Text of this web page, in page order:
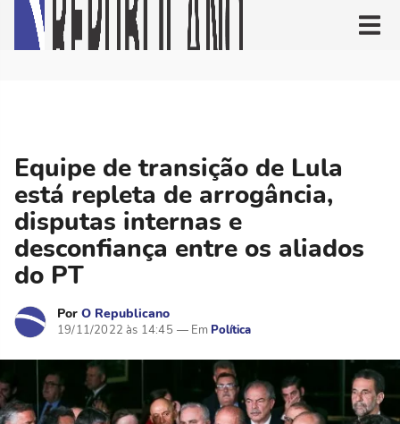
Equipe de transição de Lula
está repleta de arrogância,
disputas internas e
desconfiança entre os aliados
do PT
Por O Republicano
19/11/2022 às 14:45 Política